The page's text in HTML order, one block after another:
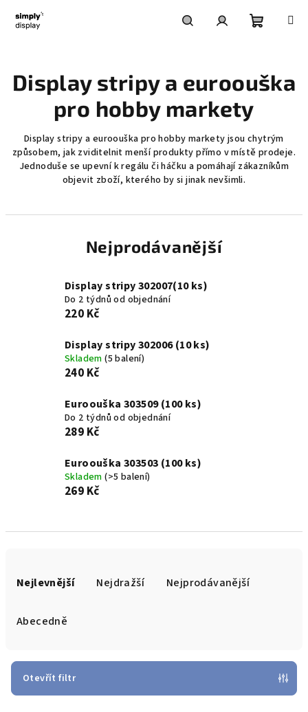
košík
Display stripy a euroouška
pro hobby markety
Display stripy a euroouška pro hobby markety jsou chytrým
způsobem, jak zviditelnit menší produkty přímo v místě prodeje.
Jednoduše se upevní k regálu či háčku a pomáhají zákazníkům
objevit zboží, kterého by si jinak nevšimli.
Nejprodávanější
Display stripy 302007(10 ks)
Do 2 týdnů od objednání
220 Kč
Display stripy 302006 (10 ks)
Skladem(5 balení)
240 Kč
Euroouška 303509 (100 ks)
Do 2 týdnů od objednání
289 Kč
Euroouška 303503 (100 ks)
Skladem(>5 balení)
269 Kč
r
Nejlevnější Nejdražší Nejprodávanější
Abecedně
Otevřít filtr